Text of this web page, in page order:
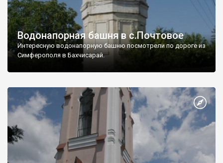
Водонапорная башня в с.Почтовое
Интересную водонапорную башню посмотрели по дороге из
Симферополя в Бахчисарай.